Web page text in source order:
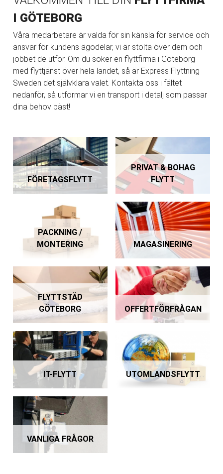
I GÖTEBORG
Våra medarbetare är valda för sin känsla för service och
ansvar för kundens ägodelar, vi är stolta över dem och
jobbet de utför. Om du söker en flyttfirma i Göteborg
med flyttjänst över hela landet, så är Express Flyttning
Sweden det självklara valet. Kontakta oss i fältet
nedanför, så utformar vi en transport i detalj som passar
dina behov bäst!
FÖRETAGSFLYTT
PRIVAT & BOHAG
FLYTT
PACKNING /
MONTERING
MAGASINERING
FLYTTSTÄD
GÖTEBORG
OFFERTFÖRFRÅGAN
IT-FLYTT UTOMLANDSFLYTT
VANLIGA FRÅGOR